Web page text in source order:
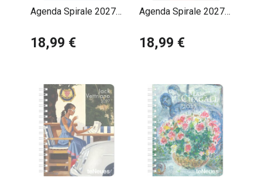
Agenda Spirale 2027
18,99 €
Agenda Spirale 2027
18,99 €